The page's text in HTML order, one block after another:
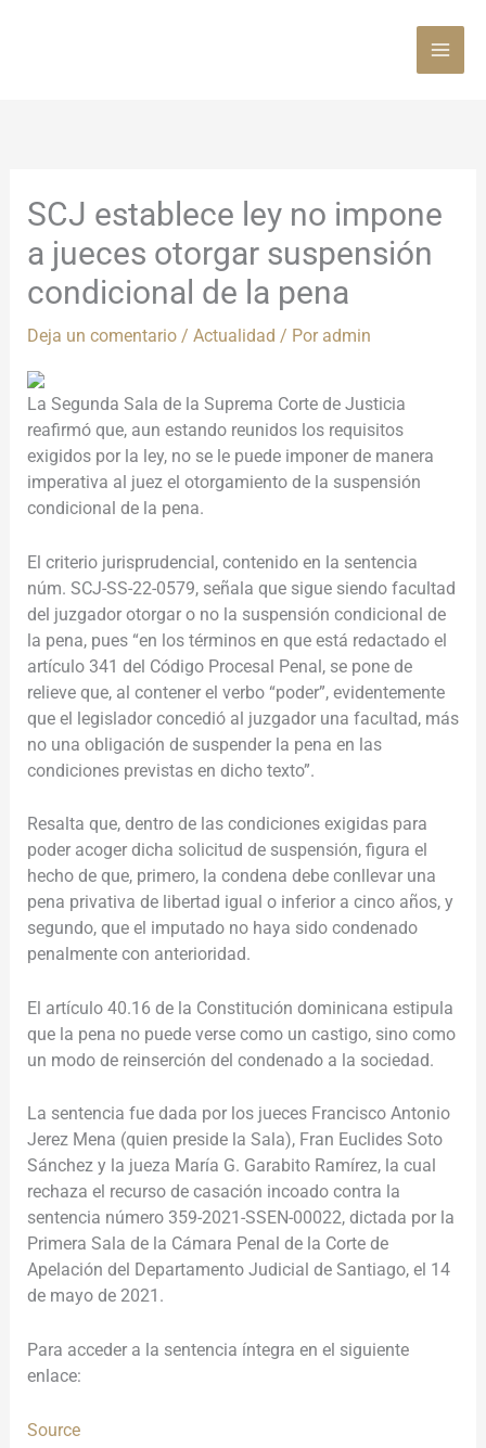
SCJ establece ley no impone
a jueces otorgar suspensión
condicional de la pena
Deja un comentario / Actualidad / Por admin
La Segunda Sala de la Suprema Corte de Justicia
reafirmó que, aun estando reunidos los requisitos
exigidos por la ley, no se le puede imponer de manera
imperativa al juez el otorgamiento de la suspensión
condicional de la pena.
El criterio jurisprudencial, contenido en la sentencia
núm. SCJ-SS-22-0579, señala que sigue siendo facultad
del juzgador otorgar o no la suspensión condicional de
la pena, pues “en los términos en que está redactado el
artículo 341 del Código Procesal Penal, se pone de
relieve que, al contener el verbo “poder”, evidentemente
que el legislador concedió al juzgador una facultad, más
no una obligación de suspender la pena en las
condiciones previstas en dicho texto”.
Resalta que, dentro de las condiciones exigidas para
poder acoger dicha solicitud de suspensión, figura el
hecho de que, primero, la condena debe conllevar una
pena privativa de libertad igual o inferior a cinco años, y
segundo, que el imputado no haya sido condenado
penalmente con anterioridad.
El artículo 40.16 de la Constitución dominicana estipula
que la pena no puede verse como un castigo, sino como
un modo de reinserción del condenado a la sociedad.
La sentencia fue dada por los jueces Francisco Antonio
Jerez Mena (quien preside la Sala), Fran Euclides Soto
Sánchez y la jueza María G. Garabito Ramírez, la cual
rechaza el recurso de casación incoado contra la
sentencia número 359-2021-SSEN-00022, dictada por la
Primera Sala de la Cámara Penal de la Corte de
Apelación del Departamento Judicial de Santiago, el 14
de mayo de 2021.
Para acceder a la sentencia íntegra en el siguiente
enlace:
Source